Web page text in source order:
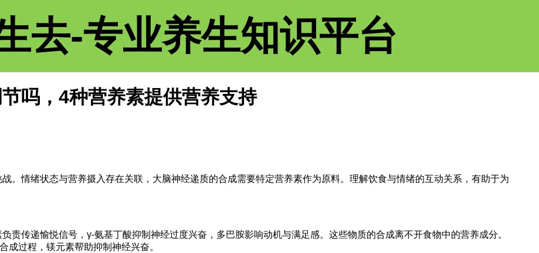
去-专业养生知识平台
吗，4种营养素提供营养支持
。情绪状态与营养摄入存在关联，大脑神经递质的合成需要特定营养素作为原料。理解饮食与情绪的互动关系，有助于为
责传递愉悦信号，γ-氨基丁酸抑制神经过度兴奋，多巴胺影响动机与满足感。这些物质的合成离不开食物中的营养成分。
成过程，镁元素帮助抑制神经兴奋。